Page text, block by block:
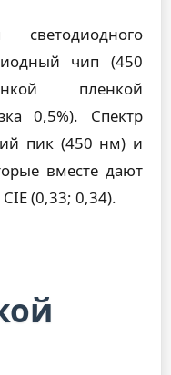
чип (450
пленкой
0,5%). Спектр
пик (450 нм) и
вместе дают
(0,33; 0,34).